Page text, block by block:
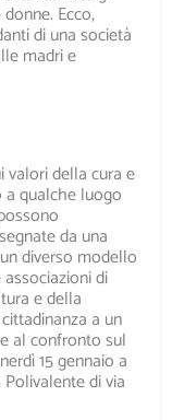
Ecco,
di una società
madri e
valori della cura e
qualche luogo
da una
diverso modello
di
e della
a un
al confronto sul
15 gennaio a
di via